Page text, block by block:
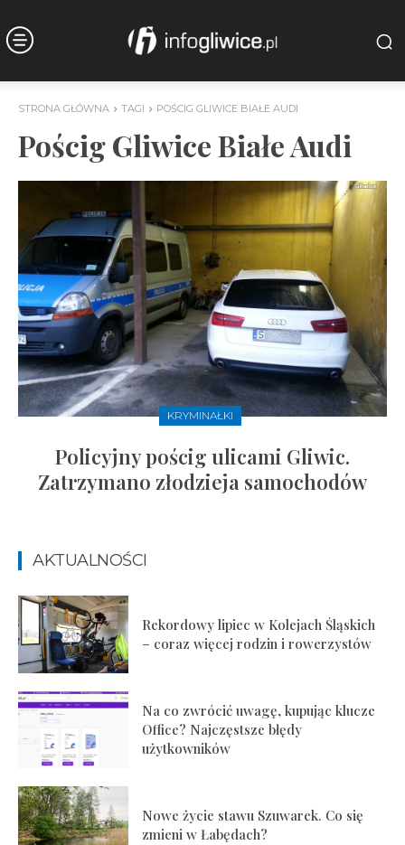
STRONA GŁÓWNA TAGI POŚCIG GLIWICE BIAŁE AUDI
Pościg Gliwice Białe Audi
KRYMINAŁKI
Policyjny pościg ulicami Gliwic.
Zatrzymano złodzieja samochodów
AKTUALNOŚCI
Rekordowy lipiec w Kolejach Śląskich
– coraz więcej rodzin i rowerzystów
Na co zwrócić uwagę, kupując klucze
Office? Najczęstsze błędy
użytkowników
Nowe życie stawu Szuwarek. Co się
zmieni w Łabędach?